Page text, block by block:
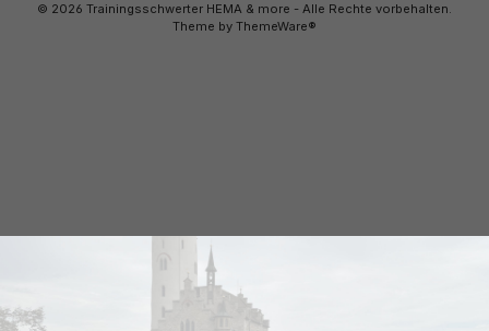
© 2026 Trainingsschwerter HEMA & more - Alle Rechte vorbehalten.
Theme by ThemeWare®